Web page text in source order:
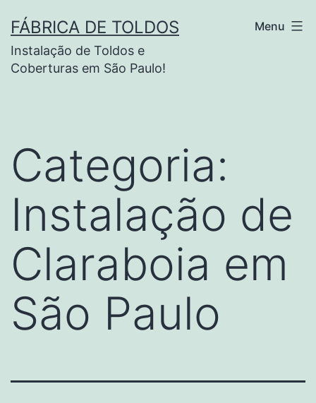
para
FÁBRICA DE TOLDOS
Instalação de Toldos e
Coberturas em São Paulo!
Menu
Categoria:
Instalação de
Claraboia em
São Paulo